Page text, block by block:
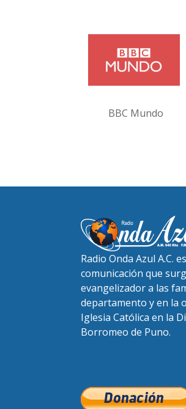
BBC Mundo
Radio Onda Azul A.C.
comunicación que
evangelizador a las
departamento y en la
Iglesia Católica en la
Borromeo de Puno.